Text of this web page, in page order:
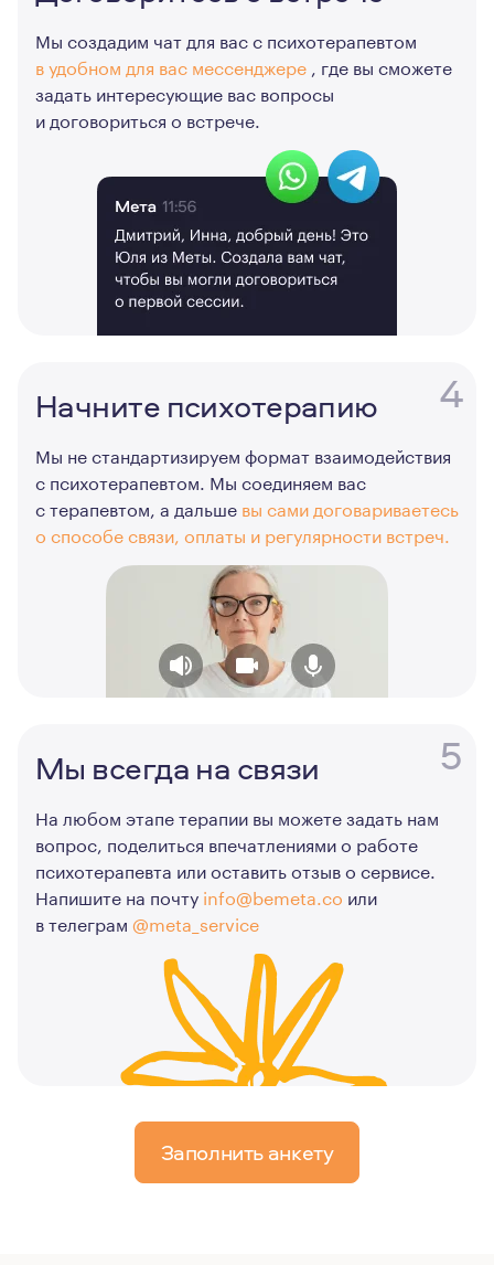
Мы создадим чат для вас с психотерапевтом
в удобном для вас мессенджере , где вы сможете
задать интересующие вас вопросы
и договориться о встрече.
4
Начните психотерапию
Мы не стандартизируем формат взаимодействия
с психотерапевтом. Мы соединяем вас
с терапевтом, а дальше вы сами договариваетесь
о способе связи, оплаты и регулярности встреч.
5
Мы всегда на связи
На любом этапе терапии вы можете задать нам
вопрос, поделиться впечатлениями о работе
психотерапевта или оставить отзыв о сервисе.
Напишите на почту info@bemeta.co или
в телеграм @meta_service
Заполнить анкету